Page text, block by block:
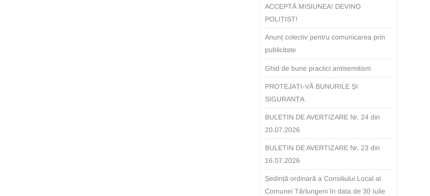
ACCEPTĂ MISIUNEA! DEVINO
POLIȚIST!
Anunț colectiv pentru comunicarea prin
publicitate
Ghid de bune practici antisemitism
PROTEJAȚI-VĂ BUNURILE ȘI
SIGURANȚA
BULETIN DE AVERTIZARE Nr. 24 din
20.07.2026
BULETIN DE AVERTIZARE Nr. 23 din
16.07.2026
Ședință ordinară a Consiliului Local al
Comunei Tărlungeni în data de 30 Iulie